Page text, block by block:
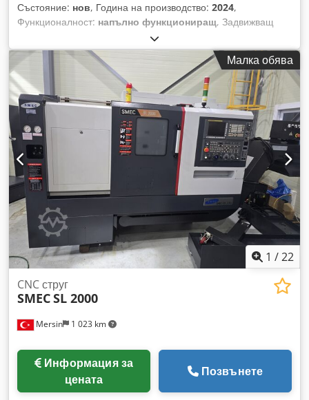
Състояние: нов, Година на производство: 2024,
Функционалност: напълно функциониращ, Задвижващ
шпиндел Обороти: 3 000 об/мин Мощност: 11 kW Въртящ
момент: 320 Nm Диаметър на патронника: 260 mm Отвор
на шпиндела: 65 mm Шпинделна глава: A2-6'' Работна
зона Разстояние между центровете: 1 500 mm Cjdsup
Slbjpfx Akiorf Височина на центъра: 290 mm Диаметър над
леглото: 570 mm Диаметър над супорта: 510 mm
Инструментална система Револверна глава: PARAT 4-
позиционна револверна глава RD 3 Задно седло
Технология: ръчна Центриращ връх: MK-4 (с въртящ се
връх) Оборудване Управление на стружките: тава за
стружки Охлаждаща система: помпа за охлаждаща течност
7 bar
Малка обява
1 /22
Mersin 1 023 km
CNC струг
SMECSL 2000
Информация за
цената
Позвънете